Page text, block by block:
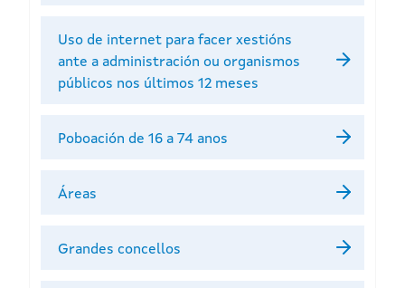
Uso de internet para facer xestións
ante a administración ou organismos
públicos nos últimos 12 meses
Poboación de 16 a 74 anos
Áreas
Grandes concellos